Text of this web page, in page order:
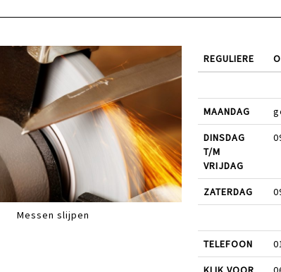
Messen slijpen
REGULIERE
MAANDAG
DINSDAG
T/M
VRIJDAG
ZATERDAG
TELEFOON